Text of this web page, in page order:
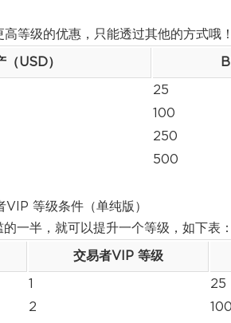
等级的优惠，只能透过其他的方式哦！
（USD）
25
100
250
500
VIP 等级条件（单纯版）
一半，就可以提升一个等级，如下表：
交易者VIP 等级
1
25
2
100